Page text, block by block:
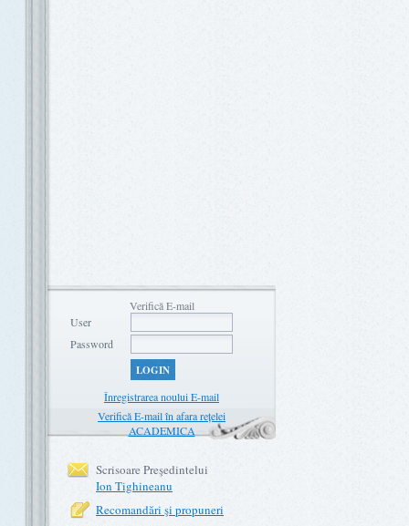
Verifică E-mail
User
Password
LOGIN
Înregistrarea noului E-mail
Verifică E-mail în afara rețelei
ACADEMICA
Scrisoare Preşedintelui
Ion Tighineanu
Recomandări şi propuneri